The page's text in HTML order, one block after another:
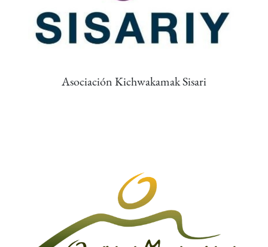
Asociación Kichwakamak Sisari